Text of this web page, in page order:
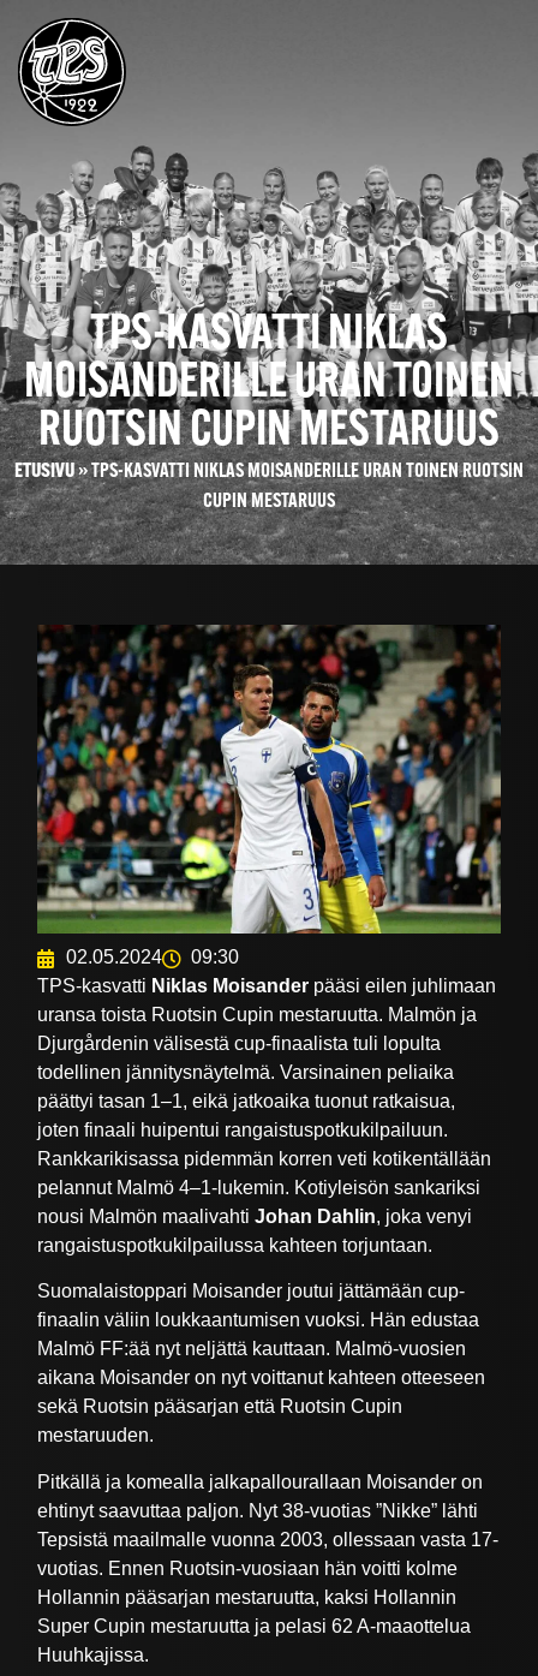
TPS-KASVATTI NIKLAS
MOISANDERILLE URAN TOINEN
RUOTSIN CUPIN MESTARUUS
ETUSIVU»TPS-KASVATTI NIKLAS MOISANDERILLE URAN TOINEN RUOTSIN
CUPIN MESTARUUS
02.05.2024
09:30
TPS-kasvatti Niklas Moisander pääsi eilen juhlimaan
uransa toista Ruotsin Cupin mestaruutta. Malmön ja
Djurgårdenin välisestä cup-finaalista tuli lopulta
todellinen jännitysnäytelmä. Varsinainen peliaika
päättyi tasan 1–1, eikä jatkoaika tuonut ratkaisua,
joten finaali huipentui rangaistuspotkukilpailuun.
Rankkarikisassa pidemmän korren veti kotikentällään
pelannut Malmö 4–1-lukemin. Kotiyleisön sankariksi
nousi Malmön maalivahtiJohan Dahlin, joka venyi
rangaistuspotkukilpailussa kahteen torjuntaan.
Suomalaistoppari Moisander joutui jättämään cup-
finaalin väliin loukkaantumisen vuoksi. Hän edustaa
Malmö FF:ää nyt neljättä kauttaan. Malmö-vuosien
aikana Moisander on nyt voittanut kahteen otteeseen
sekä Ruotsin pääsarjan että Ruotsin Cupin
mestaruuden.
Pitkällä ja komealla jalkapallourallaan Moisander on
ehtinyt saavuttaa paljon. Nyt 38-vuotias ”Nikke” lähti
Tepsistä maailmalle vuonna 2003, ollessaan vasta 17-
vuotias. Ennen Ruotsin-vuosiaan hän voitti kolme
Hollannin pääsarjan mestaruutta, kaksi Hollannin
Super Cupin mestaruutta ja pelasi 62 A-maaottelua
Huuhkajissa.